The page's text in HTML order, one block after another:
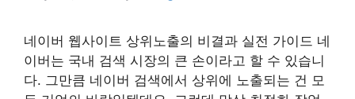
네이버 웹사이트 상위노출의 비결과 실전 가이드 네
이버는 국내 검색 시장의 큰 손이라고 할 수 있습니
다. 그만큼 네이버 검색에서 상위에 노출되는 건 모